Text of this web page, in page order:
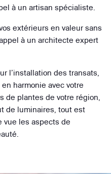
à un artisan spécialiste.
extérieurs en valeur sans
à un architecte expert
l’installation des transats,
harmonie avec votre
de plantes de votre région,
de luminaires, tout est
vue les aspects de